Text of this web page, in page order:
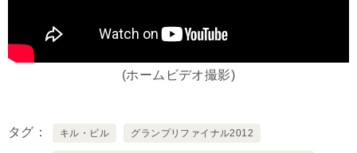
(ホームビデオ撮影)
タグ キル・ビル グランプリファイナル2012